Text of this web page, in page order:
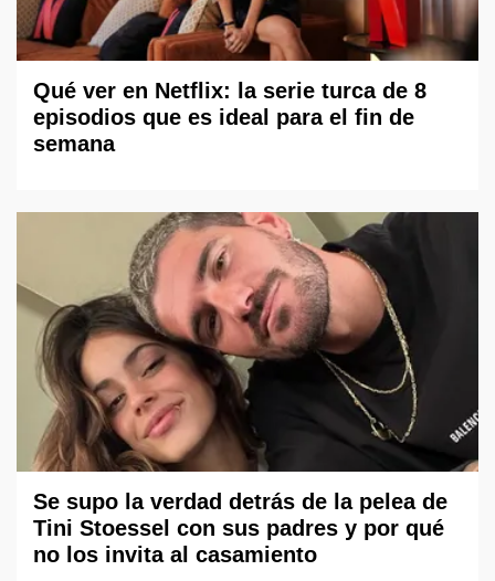
Qué ver en Netflix: la serie turca de 8
episodios que es ideal para el fin de
semana
Se supo la verdad detrás de la pelea de
Tini Stoessel con sus padres y por qué
no los invita al casamiento